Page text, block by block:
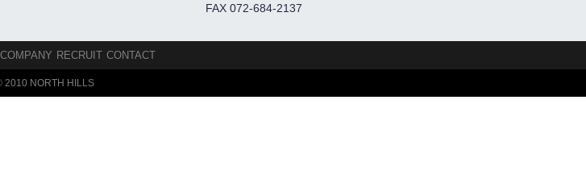
FAX 072-684-2137
COMPANY RECRUIT CONTACT
2010 NORTH HILLS